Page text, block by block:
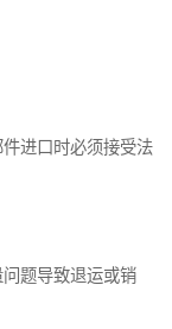
进口时必须接受法
题导致退运或销